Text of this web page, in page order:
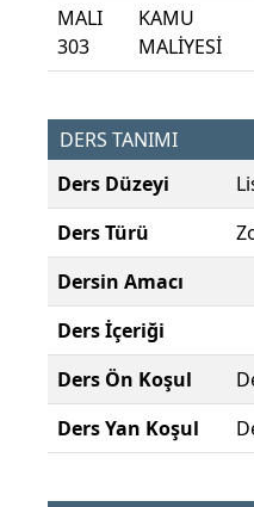
MALI
303
KAMU
MALİYESİ
DERS TANIMI
Ders Düzeyi
Ders Türü
Dersin Amacı
Ders İçeriği
Ders Ön Koşul
Ders Yan Koşul